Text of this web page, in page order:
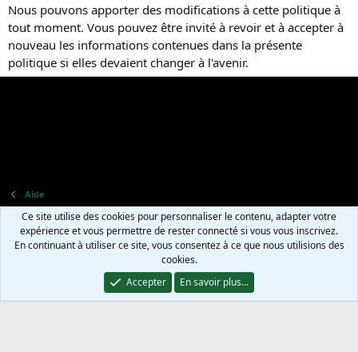
Nous pouvons apporter des modifications à cette politique à
tout moment. Vous pouvez être invité à revoir et à accepter à
nouveau les informations contenues dans la présente
politique si elles devaient changer à l'avenir.
Aide
Nous contacter Termes et règles
Politique de confidentialité
Aide
Accueil
R
Community platform by XenForo® © 2010-2025 XenForo Ltd.
proofreading by Dr.Manhattan
Ce site utilise des cookies pour personnaliser le contenu, adapter votre
expérience et vous permettre de rester connecté si vous vous inscrivez.
En continuant à utiliser ce site, vous consentez à ce que nous utilisions des
cookies.
Accepter
En savoir plus...